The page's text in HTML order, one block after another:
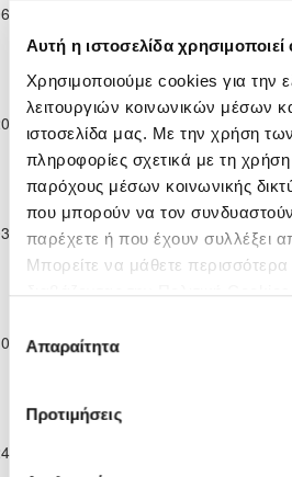
Αυτή η ιστοσελίδα
Χρησιμοποιούμε cookies για την
λειτουργιών κοινωνικών μέσων
ιστοσελίδα μας. Με την χρήση
πληροφορίες σχετικά με τη
παρόχους μέσων κοινωνικής
που μπορούν να τον
παρέχετε ή που έχουν συλλέξει
Μπορείτε να μάθετε
συγκατάθεσης
Απαραίτητα
Προτιμήσεις
01-2024
Κατηγορίας
ΣΤΟΚ
01-2024
Παγκύπριο
Πρωτάθλημα
Επίλεκτης
Κατηγορίας
ΣΤΟΚ
02-2024
Παγκύπριο
Πρωτάθλημα
Επίλεκτης
Κατηγορίας
ΣΤΟΚ
02-2024
Επίλεκτης
Κατηγορίας
02-2024
Παγκύπριο
Πρωτάθλημα